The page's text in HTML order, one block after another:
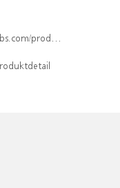
isin/DE000WA8NDV7